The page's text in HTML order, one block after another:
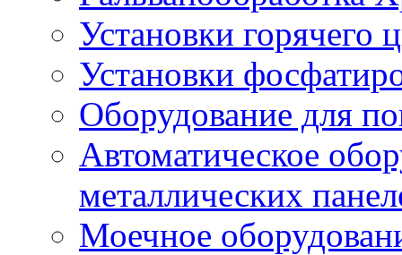
Установки горячего
Установки
Оборудование для
Автоматическое
металлических
Моечное